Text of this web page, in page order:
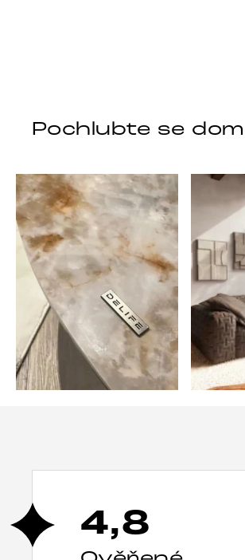
Pochlubte se
DELIFE – Nábytek, který promění
Místo,
4,8